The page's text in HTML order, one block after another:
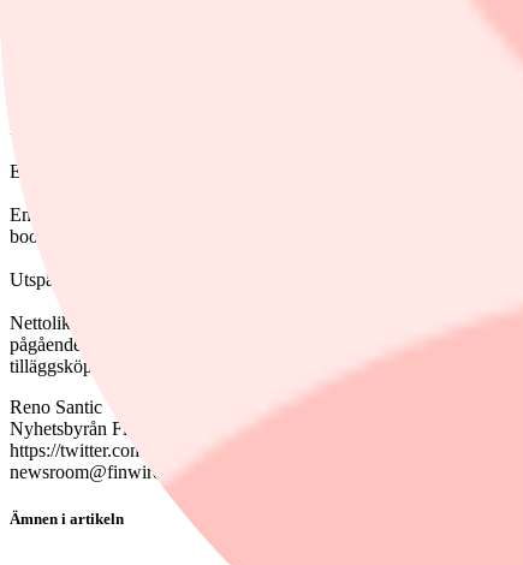
Fiberkommunikationsbolaget Hexatronic har genomfört en riktad
Emissionen var initialt tänkt att bli på 550 miljoner kronor, men
Emissionen, som riktades mot svenska och internationella
bookbuilding-förfarande och motsvarar en rabatt på 8,2 procent mot
Utspädningen är på cirka 7 procent av det totala antalet aktier och
Nettolikviden från den riktade nyemissionen är avsedd att stödja
pågående förvärvet av Superior Fiber & Data Services som
tilläggsköpeskillingar.
Reno Santic
Nyhetsbyrån Finwire
https://twitter.com/finwire
newsroom@finwire.se
Ämnen i artikeln